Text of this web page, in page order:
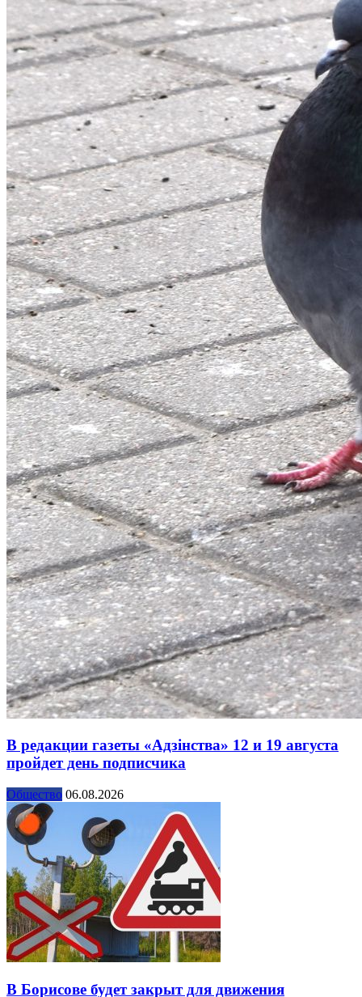
В редакции газеты «Адзінства» 12 и 19 августа
пройдет день подписчика
Общество 06.08.2026
В Борисове будет закрыт для движения